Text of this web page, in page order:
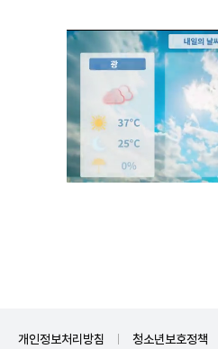
개인정보처리방침 청소년보호정책